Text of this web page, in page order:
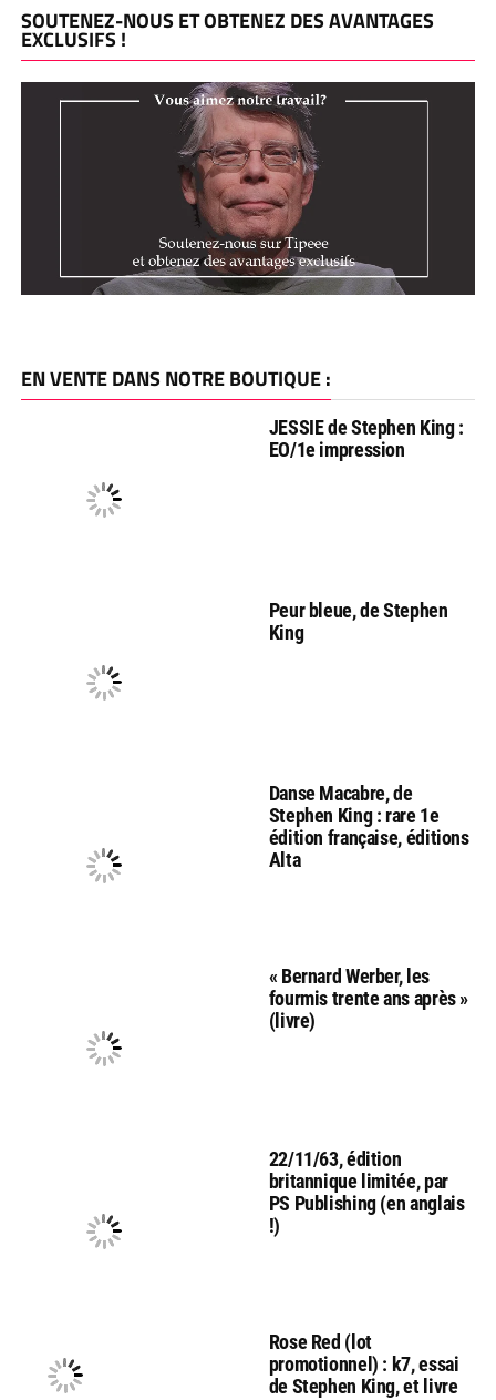
SOUTENEZ-NOUS ET OBTENEZ DES AVANTAGES
EXCLUSIFS !
EN VENTE DANS NOTRE BOUTIQUE :
JESSIE de Stephen King :
EO/1e impression
Peur bleue, de Stephen
King
Danse Macabre, de
Stephen King : rare 1e
édition française, éditions
Alta
« Bernard Werber, les
fourmis trente ans après »
(livre)
22/11/63, édition
britannique limitée, par
PS Publishing (en anglais
!)
Rose Red (lot
promotionnel) : k7, essai
de Stephen King, et livre